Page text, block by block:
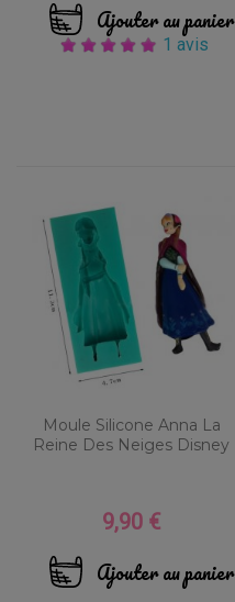
Ajouter au panier
1 avis
Moule Silicone Anna La
Reine Des Neiges Disney
Prix
9,90 €
Ajouter au panier